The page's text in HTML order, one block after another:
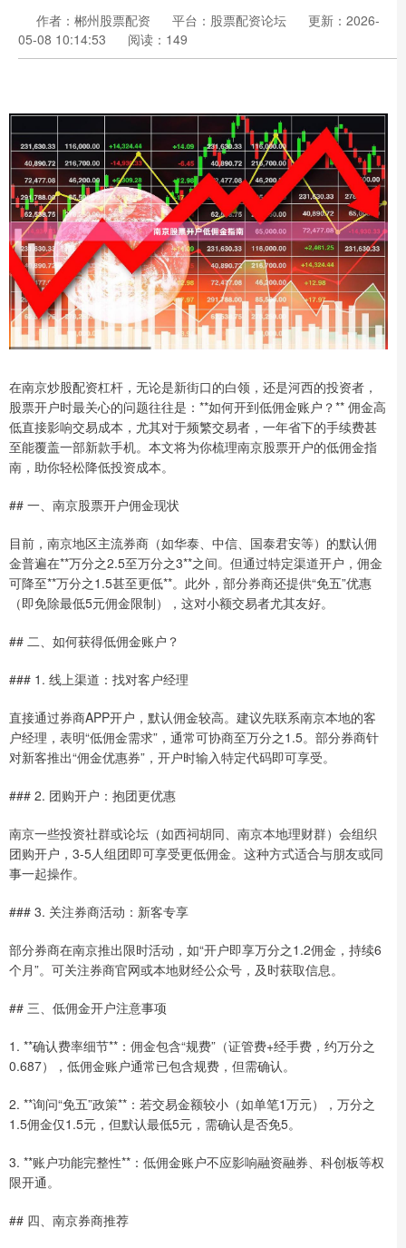
作者：郴州股票配资 平台：股票配资论坛
更新：2026-
05-08 10:14:53
阅读：149
在南京炒股配资杠杆，无论是新街口的白领，还是河西的投资者，
股票开户时最关心的问题往往是：**如何开到低佣金账户？** 佣金高
低直接影响交易成本，尤其对于频繁交易者，一年省下的手续费甚
至能覆盖一部新款手机。本文将为你梳理南京股票开户的低佣金指
南，助你轻松降低投资成本。
## 一、南京股票开户佣金现状
目前，南京地区主流券商（如华泰、中信、国泰君安等）的默认佣
金普遍在**万分之2.5至万分之3**之间。但通过特定渠道开户，佣金
可降至**万分之1.5甚至更低**。此外，部分券商还提供“免五”优惠
（即免除最低5元佣金限制），这对小额交易者尤其友好。
## 二、如何获得低佣金账户？
### 1. 线上渠道：找对客户经理
直接通过券商APP开户，默认佣金较高。建议先联系南京本地的客
户经理，表明“低佣金需求”，通常可协商至万分之1.5。部分券商针
对新客推出“佣金优惠券”，开户时输入特定代码即可享受。
### 2. 团购开户：抱团更优惠
南京一些投资社群或论坛（如西祠胡同、南京本地理财群）会组织
团购开户，3-5人组团即可享受更低佣金。这种方式适合与朋友或同
事一起操作。
### 3. 关注券商活动：新客专享
部分券商在南京推出限时活动，如“开户即享万分之1.2佣金，持续6
个月”。可关注券商官网或本地财经公众号，及时获取信息。
## 三、低佣金开户注意事项
1. **确认费率细节**：佣金包含“规费”（证管费+经手费，约万分之
0.687），低佣金账户通常已包含规费，但需确认。
2. **询问“免五”政策**：若交易金额较小（如单笔1万元），万分之
1.5佣金仅1.5元，但默认最低5元，需确认是否免5。
3. **账户功能完整性**：低佣金账户不应影响融资融券、科创板等权
限开通。
## 四、南京券商推荐